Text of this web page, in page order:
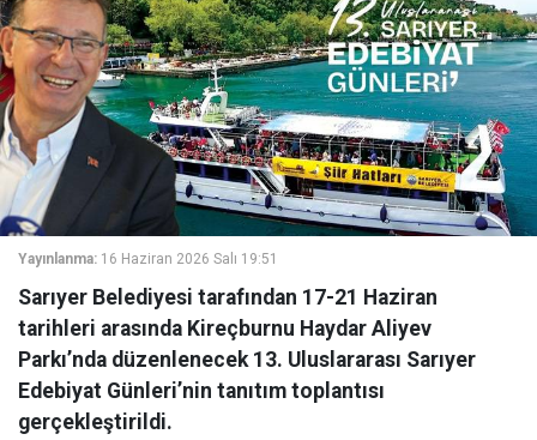
Yayınlanma: 16 Haziran 2026 Salı 19:51
Sarıyer Belediyesi tarafından 17-21 Haziran
tarihleri arasında Kireçburnu Haydar Aliyev
Parkı’nda düzenlenecek 13. Uluslararası Sarıyer
Edebiyat Günleri’nin tanıtım toplantısı
gerçekleştirildi.